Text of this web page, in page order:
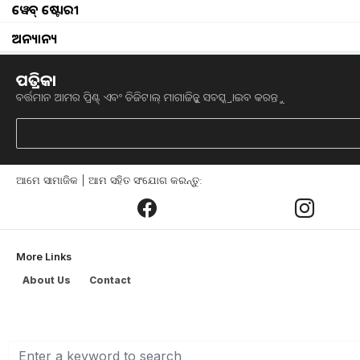
ୱେବ୍ ଷ୍ଟୋରୀ
ଅନ୍ୟାନ୍ୟ
ପତ୍ରିକା
ବର୍ତ୍ତମାନ ଆମର ପ୍ରିଣ୍ଟ୍ ଏବଂ ଡିଜିଟାଲ୍ ମାଗାଜିନ୍କୁ ସବସ୍କ୍ରାଇବ କରନ୍ତୁ
ଆମେ ସାମାଜିକ | ଆମ ସହିତ ସଂଯୋଗ କରନ୍ତୁ:
More Links
About Us
Contact
rice
Now flour will reach every house, know why